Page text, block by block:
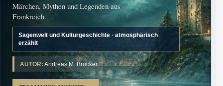
Märchen, Mythen und Legenden aus
Frankreich.
Sagenwelt und Kulturgeschichte · atmosphärisch
erzählt
AUTOR: Andreas M. Brucker